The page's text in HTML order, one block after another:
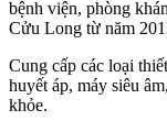
bệnh viện, phòng
Cửu Long từ năm
Cung cấp các loại
huyết áp, máy siêu
khỏe.